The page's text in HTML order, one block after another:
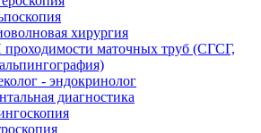
хирургия
маточных труб (СГСГ,
- эндокринолог
диагностика